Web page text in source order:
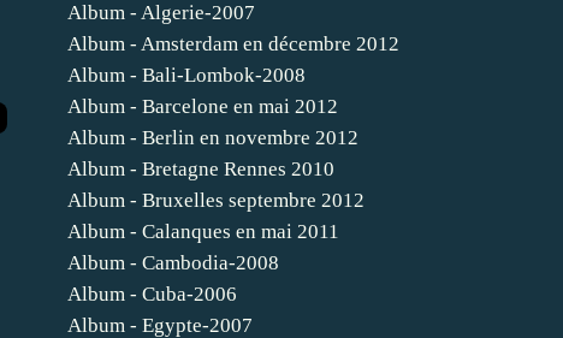
Album - Algerie-2007
Album - Amsterdam en décembre 2012
Album - Bali-Lombok-2008
Album - Barcelone en mai 2012
Album - Berlin en novembre 2012
Album - Bretagne Rennes 2010
Album - Bruxelles septembre 2012
Album - Calanques en mai 2011
Album - Cambodia-2008
Album - Cuba-2006
Album - Egypte-2007